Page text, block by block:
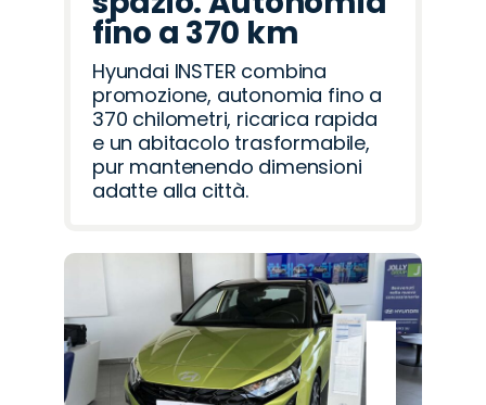
fino a 370 km
Hyundai INSTER combina
promozione, autonomia fino a
370 chilometri, ricarica rapida
e un abitacolo trasformabile,
pur mantenendo dimensioni
adatte alla città.